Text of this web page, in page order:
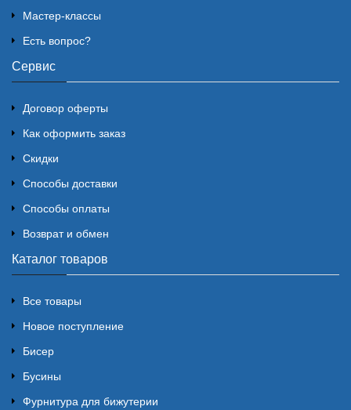
Мастер-классы
Есть вопрос?
Сервис
Договор оферты
Как оформить заказ
Скидки
Способы доставки
Способы оплаты
Возврат и обмен
Каталог товаров
Все товары
Новое поступление
Бисер
Бусины
Фурнитура для бижутерии